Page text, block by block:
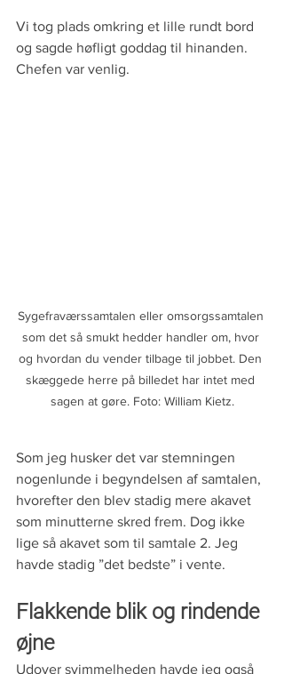
Vi tog plads omkring et lille rundt bord
og sagde høfligt goddag til hinanden.
Chefen var venlig.
Sygefraværssamtalen eller omsorgssamtalen
som det så smukt hedder handler om, hvor
og hvordan du vender tilbage til jobbet. Den
skæggede herre på billedet har intet med
sagen at gøre. Foto: William Kietz.
Som jeg husker det var stemningen
nogenlunde i begyndelsen af samtalen,
hvorefter den blev stadig mere akavet
som minutterne skred frem. Dog ikke
lige så akavet som til samtale 2. Jeg
havde stadig ”det bedste” i vente.
Flakkende blik og rindende
øjne
Udover svimmelheden havde jeg også